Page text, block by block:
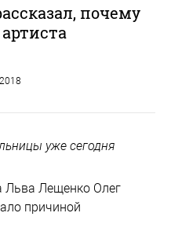
почему
уже сегодня
Льва Лещенко Олег
причиной